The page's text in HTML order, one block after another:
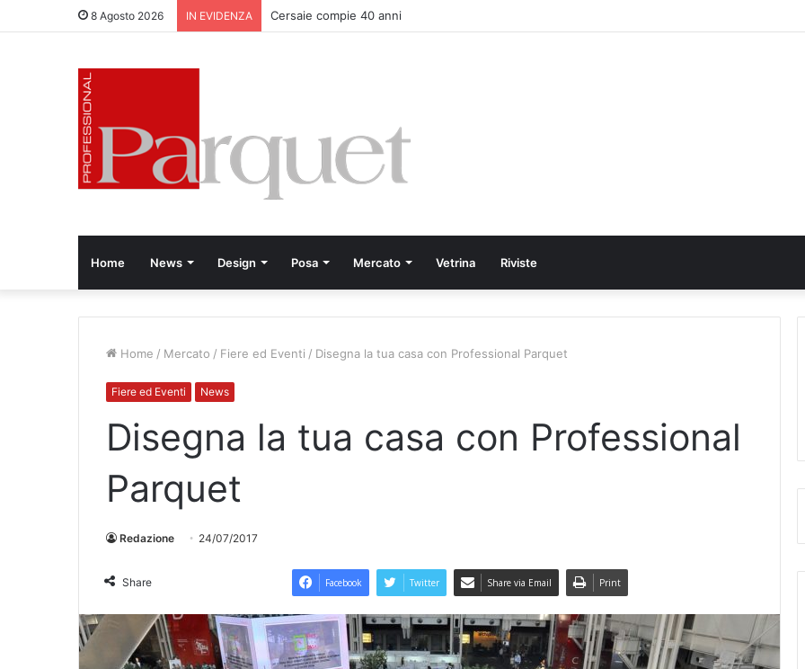
8 Agosto 2026 IN EVIDENZA Cersaie compie 40 anni
Home News Design Posa Mercato Vetrina Riviste
Home / Mercato / Fiere ed Eventi / Disegna la tua casa con Professional Parquet
Fiere ed Eventi News
Disegna la tua casa con Professional
Parquet
Redazione 24/07/2017
Share Facebook Twitter Share via Email Print